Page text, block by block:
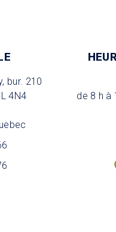
bur. 210
4N4
de 8 h à